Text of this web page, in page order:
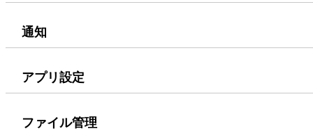
通知
アプリ設定
ファイル管理